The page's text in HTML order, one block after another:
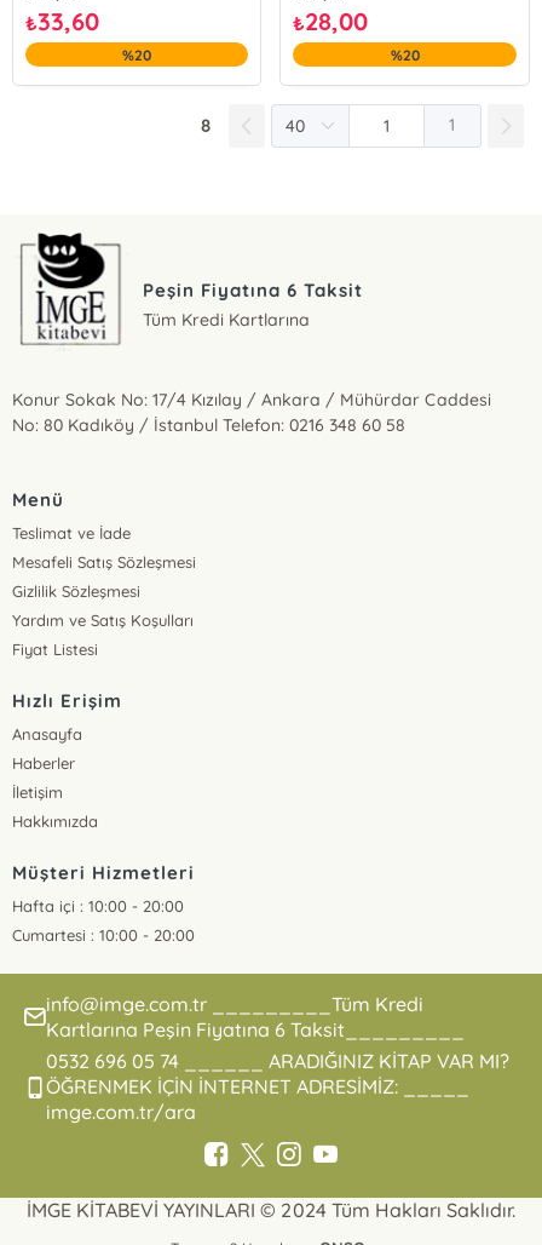
₺33,60
%20
₺28,00
%20
8 1
Peşin Fiyatına 6 Taksit
Tüm Kredi Kartlarına
Konur Sokak No: 17/4 Kızılay / Ankara / Mühürdar Caddesi
No: 80 Kadıköy / İstanbul Telefon: 0216 348 60 58
Menü
Teslimat ve İade
Mesafeli Satış Sözleşmesi
Gizlilik Sözleşmesi
Yardım ve Satış Koşulları
Fiyat Listesi
Hızlı Erişim
Anasayfa
Haberler
İletişim
Hakkımızda
Müşteri Hizmetleri
Hafta içi : 10:00 - 20:00
Cumartesi : 10:00 - 20:00
info@imge.com.tr _________Tüm Kredi
Kartlarına Peşin Fiyatına 6 Taksit_________
0532 696 05 74 ______ ARADIĞINIZ KİTAP VAR MI?
ÖĞRENMEK İÇİN İNTERNET ADRESİMİZ: _____
imge.com.tr/ara
İMGE KİTABEVİ YAYINLARI © 2024 Tüm Hakları Saklıdır.